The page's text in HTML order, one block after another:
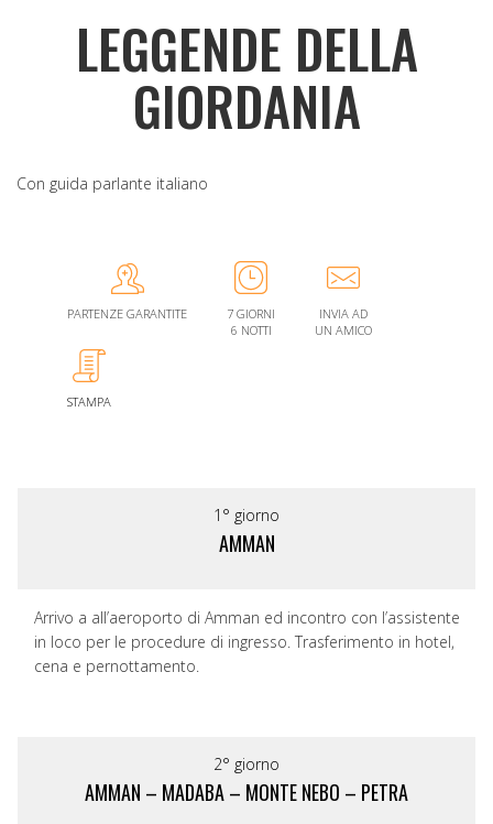
LEGGENDE DELLA
GIORDANIA
Con guida parlante italiano
PARTENZE GARANTITE
7 GIORNI
6 NOTTI
INVIA AD
UN AMICO
STAMPA
1° giorno
AMMAN
Arrivo a all’aeroporto di Amman ed incontro con l’assistente
in loco per le procedure di ingresso. Trasferimento in hotel,
cena e pernottamento.
2° giorno
AMMAN – MADABA – MONTE NEBO – PETRA